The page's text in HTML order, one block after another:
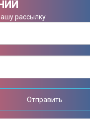
рассылку
Отправить